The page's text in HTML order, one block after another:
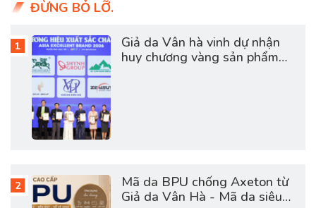
ĐỪNG BỎ LỠ.
Giả da Vân hà vinh dự nhận
huy chương vàng sản phẩm
Mã da BPU chống Axeton từ
Giả da Vân Hà - Mã da siêu